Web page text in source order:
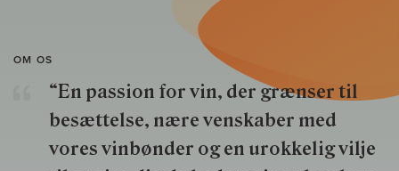
OM OS
“En passion for vin, der grænser til
besættelse, nære venskaber med
vores vinbønder og en urokkelig vilje